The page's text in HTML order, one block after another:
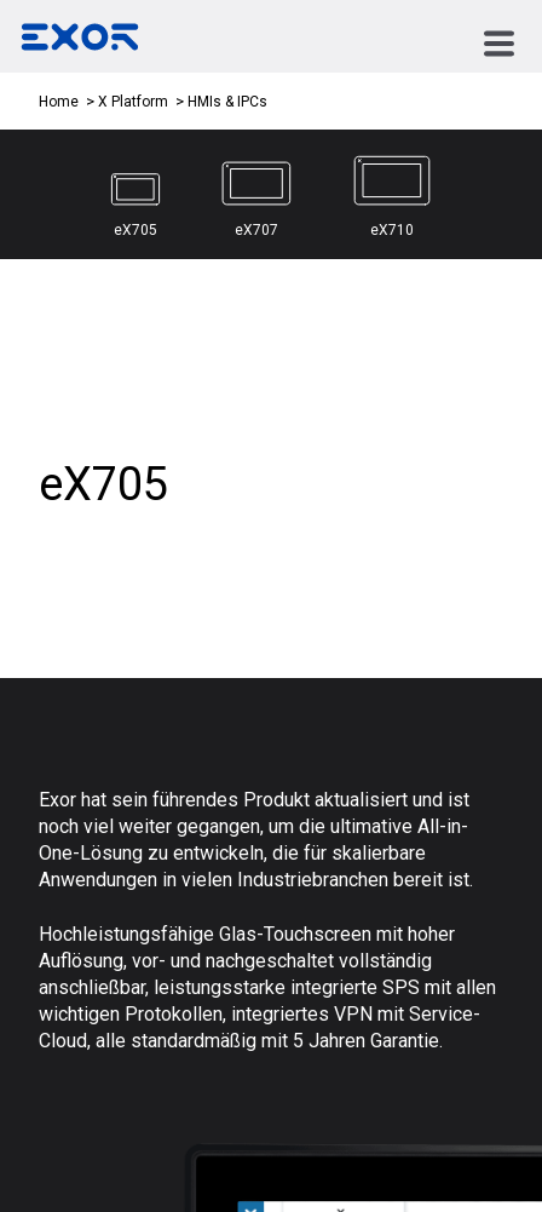
Home X Platform HMIs & IPCs
eX705 eX707 eX710
eX705
Exor hat sein führendes Produkt aktualisiert und ist
noch viel weiter gegangen, um die ultimative All-in-
One-Lösung zu entwickeln, die für skalierbare
Anwendungen in vielen Industriebranchen bereit ist.
Hochleistungsfähige Glas-Touchscreen mit hoher
Auflösung, vor- und nachgeschaltet vollständig
anschließbar, leistungsstarke integrierte SPS mit allen
wichtigen Protokollen, integriertes VPN mit Service-
Cloud, alle standardmäßig mit 5 Jahren Garantie.